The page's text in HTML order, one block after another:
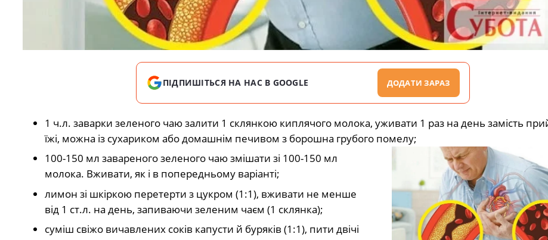
ПІДПИШІТЬСЯ НА НАС В GOOGLE ДОДАТИ ЗАРАЗ
1 ч.л. заварки зеленого чаю залити 1 склянкою киплячого молока, уживати 1 раз на день замість
їжі, можна із сухариком або домашнім печивом з борошна грубого помелу;
100-150 мл завареного зеленого чаю змішати зі 100-150 мл
молока. Вживати, як і в попередньому варіанті;
лимон зі шкіркою перетерти з цукром (1:1), вживати не менше
від 1 ст.л. на день, запиваючи зеленим чаєм (1 склянка);
суміш свіжо вичавлених соків капусти й буряків (1:1), пити двічі